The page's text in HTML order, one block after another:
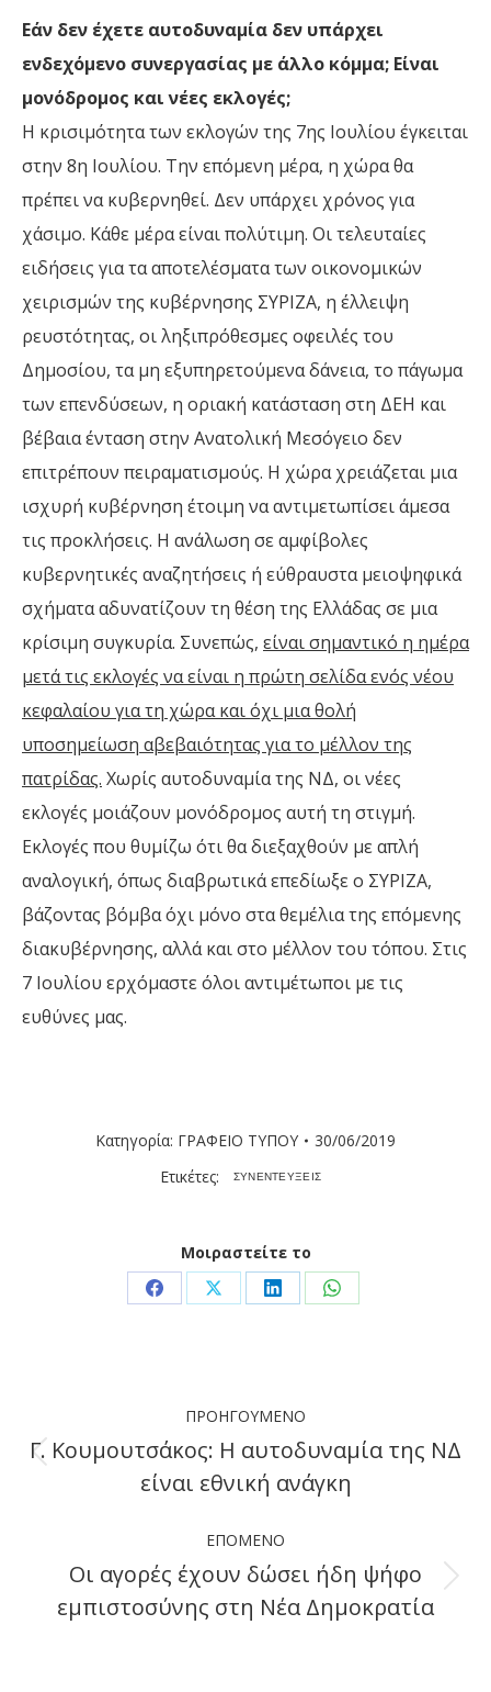
Εάν δεν έχετε αυτοδυναμία δεν υπάρχει
ενδεχόμενο συνεργασίας με άλλο κόμμα; Είναι
μονόδρομος και νέες εκλογές;
Η κρισιμότητα των εκλογών της 7ης Ιουλίου έγκειται
στην 8η Ιουλίου. Την επόμενη μέρα, η χώρα θα
πρέπει να κυβερνηθεί. Δεν υπάρχει χρόνος για
χάσιμο. Κάθε μέρα είναι πολύτιμη. Οι τελευταίες
ειδήσεις για τα αποτελέσματα των οικονομικών
χειρισμών της κυβέρνησης ΣΥΡΙΖΑ, η έλλειψη
ρευστότητας, οι ληξιπρόθεσμες οφειλές του
Δημοσίου, τα μη εξυπηρετούμενα δάνεια, το πάγωμα
των επενδύσεων, η οριακή κατάσταση στη ΔΕΗ και
βέβαια ένταση στην Ανατολική Μεσόγειο δεν
επιτρέπουν πειραματισμούς. Η χώρα χρειάζεται μια
ισχυρή κυβέρνηση έτοιμη να αντιμετωπίσει άμεσα
τις προκλήσεις. Η ανάλωση σε αμφίβολες
κυβερνητικές αναζητήσεις ή εύθραυστα μειοψηφικά
σχήματα αδυνατίζουν τη θέση της Ελλάδας σε μια
κρίσιμη συγκυρία. Συνεπώς, είναι σημαντικό η ημέρα
μετά τις εκλογές να είναι η πρώτη σελίδα ενός νέου
κεφαλαίου για τη χώρα και όχι μια θολή
υποσημείωση αβεβαιότητας για το μέλλον της
πατρίδας. Χωρίς αυτοδυναμία της ΝΔ, οι νέες
εκλογές μοιάζουν μονόδρομος αυτή τη στιγμή.
Εκλογές που θυμίζω ότι θα διεξαχθούν με απλή
αναλογική, όπως διαβρωτικά επεδίωξε ο ΣΥΡΙΖΑ,
βάζοντας βόμβα όχι μόνο στα θεμέλια της επόμενης
διακυβέρνησης, αλλά και στο μέλλον του τόπου. Στις
7 Ιουλίου ερχόμαστε όλοι αντιμέτωποι με τις
ευθύνες μας.
Κατηγορία: ΓΡΑΦΕΙΟ ΤΥΠΟΥ
30/06/2019
Ετικέτες:
ΣΥΝΕΝΤΕΥΞΕΙΣ
Μοιραστείτε το
Share Share Share Share
navigation
ΠΡΟΗΓΟΎΜΕΝΟ
post:
Γ. Κουμουτσάκος: Η αυτοδυναμία της ΝΔ
είναι εθνική ανάγκη
ΕΠΌΜΕΝΟ
post:
Οι αγορές έχουν δώσει ήδη ψήφο
εμπιστοσύνης στη Νέα Δημοκρατία